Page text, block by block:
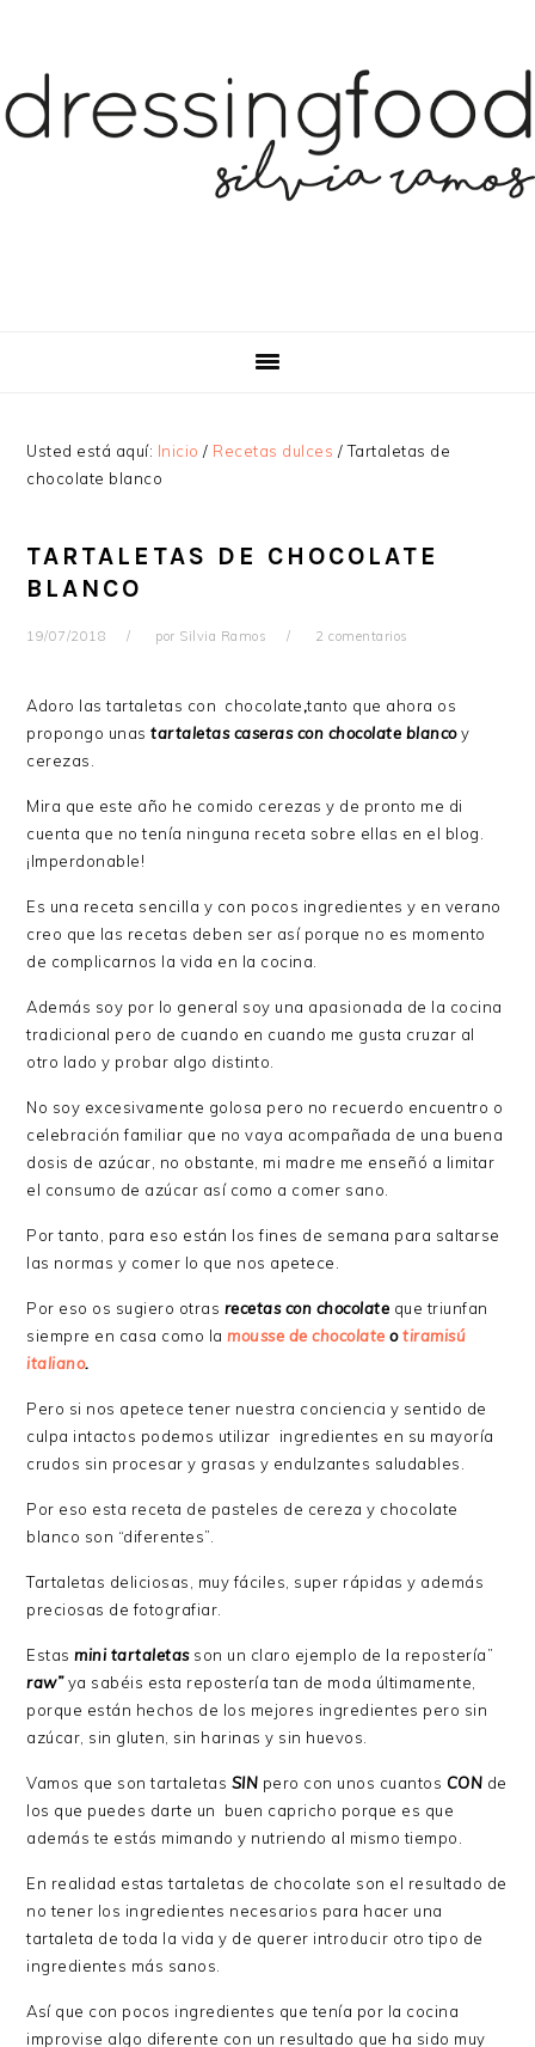
navegación
principal
principal
barra
lateral
Usted está aquí: Inicio / Recetas dulces /Tartaletas de
chocolate blanco
TARTALETAS DE CHOCOLATE
BLANCO
19/07/2018 por Silvia Ramos 2 comentarios
Adoro las tartaletas con chocolate,tanto que ahora os
propongo unastartaletas caseras con chocolate blancoy
cerezas.
Mira que este año he comido cerezas y de pronto me di
cuenta que no tenía ninguna receta sobre ellas en el blog.
¡Imperdonable!
Es una receta sencilla y con pocos ingredientes y en verano
creo que las recetas deben ser así porque no es momento
de complicarnos la vida en la cocina.
Además soy por lo general soy una apasionada de la cocina
tradicional pero de cuando en cuando me gusta cruzar al
otro lado y probar algo distinto.
No soy excesivamente golosa pero no recuerdo encuentro o
celebración familiar que no vaya acompañada de una buena
dosis de azúcar, no obstante, mi madre me enseñó a limitar
el consumo de azúcar así como a comer sano.
Por tanto, para eso están los fines de semana para saltarse
las normas y comer lo que nos apetece.
Por eso os sugiero otras recetas con chocolate que triunfan
siempre en casa como la mousse de chocolate otiramisú
italiano.
Pero si nos apetece tener nuestra conciencia y sentido de
culpa intactos podemos utilizar ingredientes en su mayoría
crudos sin procesar y grasas y endulzantes saludables.
Por eso esta receta de pasteles de cereza y chocolate
blanco son “diferentes”.
Tartaletas deliciosas, muy fáciles, super rápidas y además
preciosas de fotografiar.
Estasmini tartaletas son un claro ejemplo de la repostería”
raw”ya sabéis esta repostería tan de moda últimamente,
porque están hechos de los mejores ingredientes pero sin
azúcar, sin gluten, sin harinas y sin huevos.
Vamos que son tartaletas SIN pero con unos cuantos CON de
los que puedes darte un buen capricho porque es que
además te estás mimando y nutriendo al mismo tiempo.
En realidad estas tartaletas de chocolate son el resultado de
no tener los ingredientes necesarios para hacer una
tartaleta de toda la vida y de querer introducir otro tipo de
ingredientes más sanos.
Así que con pocos ingredientes que tenía por la cocina
improvise algo diferente con un resultado que ha sido muy